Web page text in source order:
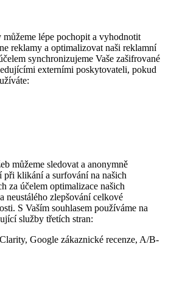
lépe pochopit a vyhodnotit
reklamy a optimalizovat naši reklamní
synchronizujeme Vaše zašifrované
externími poskytovateli, pokud
můžeme sledovat a anonymně
při klikání a surfování na našich
za účelem optimalizace našich
neustálého zlepšování celkové
S Vaším souhlasem používáme na
služby třetích stran:
Google zákaznické recenze, A/B-